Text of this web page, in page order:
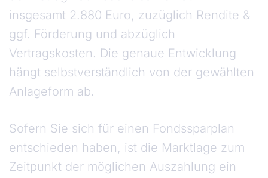
insgesamt 2.880 Euro, zuzüglich Rendite &
ggf. Förderung und abzüglich
Vertragskosten. Die genaue Entwicklung
hängt selbstverständlich von der gewählten
Anlageform ab.
Sofern Sie sich für einen Fondssparplan
entschieden haben, ist die Marktlage zum
Zeitpunkt der möglichen Auszahlung ein